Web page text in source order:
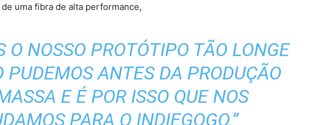
uma fibra de alta performance,
O NOSSO PROTÓTIPO TÃO LONGE
PUDEMOS ANTES DA PRODUÇÃO
E É POR ISSO QUE NOS
PARA O INDIEGOGO.”